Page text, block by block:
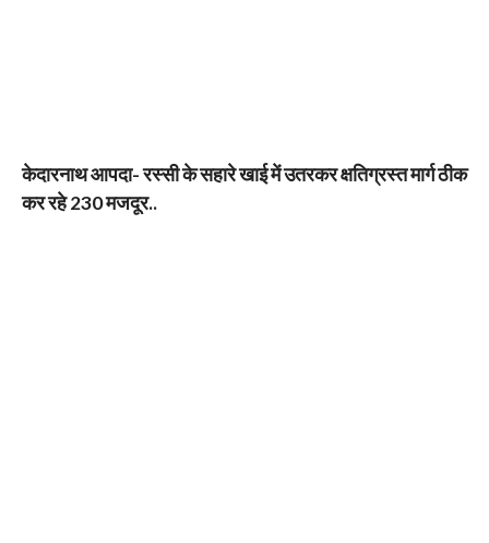
केदारनाथ आपदा- रस्सी के सहारे खाई में उतरकर क्षतिग्रस्त मार्ग ठीक
कर रहे 230 मजदूर..